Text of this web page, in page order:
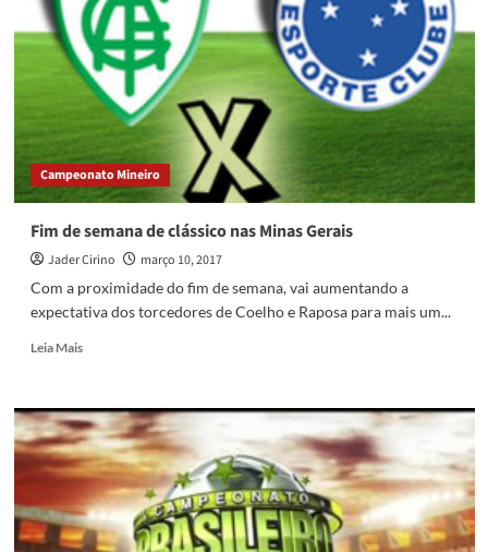
Musa
do
América/MG
Campeonato Mineiro
Fim de semana de clássico nas Minas Gerais
Jader Cirino
março 10, 2017
Com a proximidade do fim de semana, vai aumentando a
expectativa dos torcedores de Coelho e Raposa para mais um...
Leia MaisRead
Fim
de
semana
de
clássico
nas
Minas